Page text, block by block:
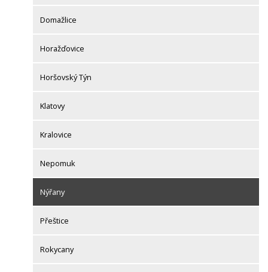
Domažlice
Horažďovice
Horšovský Týn
Klatovy
Kralovice
Nepomuk
Nýřany
Přeštice
Rokycany